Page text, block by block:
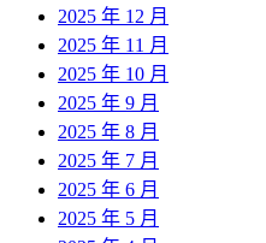
2025 年 12 月
2025 年 11 月
2025 年 10 月
2025 年 9 月
2025 年 8 月
2025 年 7 月
2025 年 6 月
2025 年 5 月